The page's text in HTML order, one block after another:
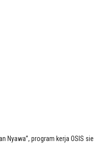
Nyawa”, program kerja OSIS sie